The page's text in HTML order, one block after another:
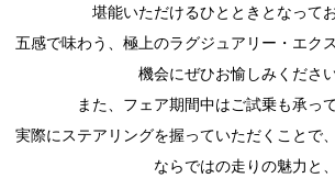
堪能いただけるひとときとなってお
五感で味わう、極上のラグジュアリー・エク
機会にぜひお愉しみください
また、フェア期間中はご試乗も承っ
実際にステアリングを握っていただくことで
ならではの走りの魅力と、